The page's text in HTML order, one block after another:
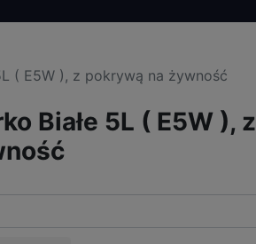
( E5W ), z pokrywą na żywność
Białe 5L ( E5W ), z